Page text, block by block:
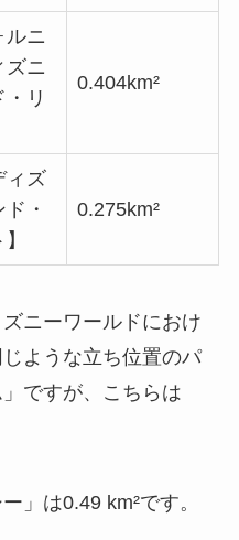
ルニ
ズニ
リ
0.404km²
ィズ
・
0.275km²
ニーワールドにおけ
ような立ち位置のパ
ですが、こちらは
」は0.49 km²です。